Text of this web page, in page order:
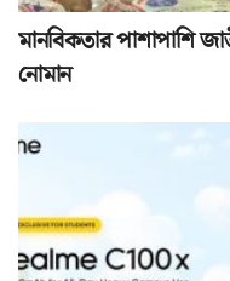
মানবিকতার পাশাপাশি
নোমান